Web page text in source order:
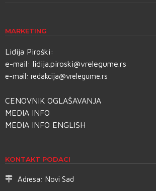
MARKETING
Lidija Piroški:
e-mail: lidija.piroski@vrelegume.rs
e-mail: redakcija@vrelegume.rs
CENOVNIK OGLAŠAVANJA
MEDIA INFO
MEDIA INFO ENGLISH
KONTAKT PODACI
Adresa: Novi Sad